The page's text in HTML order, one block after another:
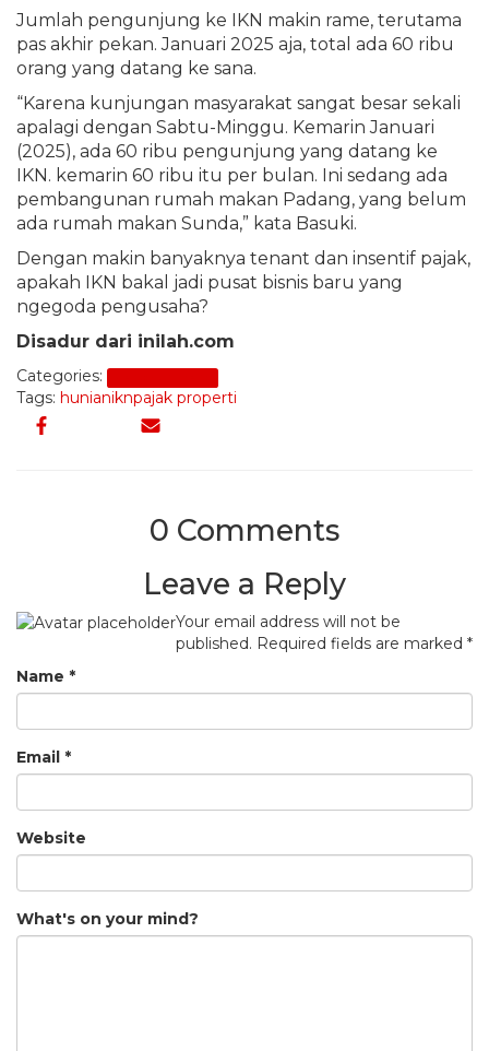
Jumlah pengunjung ke IKN makin rame, terutama
pas akhir pekan. Januari 2025 aja, total ada 60 ribu
orang yang datang ke sana.
“Karena kunjungan masyarakat sangat besar sekali
apalagi dengan Sabtu-Minggu. Kemarin Januari
(2025), ada 60 ribu pengunjung yang datang ke
IKN. kemarin 60 ribu itu per bulan. Ini sedang ada
pembangunan rumah makan Padang, yang belum
ada rumah makan Sunda,” kata Basuki.
Dengan makin banyaknya tenant dan insentif pajak,
apakah IKN bakal jadi pusat bisnis baru yang
ngegoda pengusaha?
Disadur dari inilah.com
Categories:
Tags: hunianiknpajak properti
0 Comments
Leave a Reply
Your email address will not be
published. Required fields are marked *
Name *
Email *
Website
What's on your mind?